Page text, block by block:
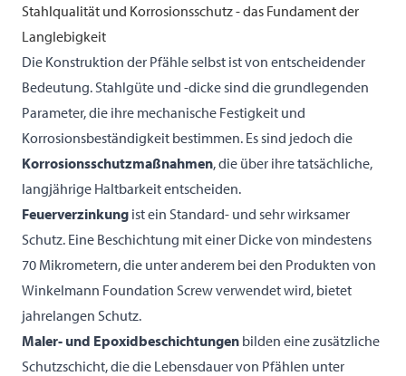
Stahlqualität und Korrosionsschutz - das Fundament der
Langlebigkeit
Die Konstruktion der Pfähle selbst ist von entscheidender
Bedeutung. Stahlgüte und -dicke sind die grundlegenden
Parameter, die ihre mechanische Festigkeit und
Korrosionsbeständigkeit bestimmen. Es sind jedoch die
Korrosionsschutzmaßnahmen, die über ihre tatsächliche,
langjährige Haltbarkeit entscheiden.
Feuerverzinkung ist ein Standard- und sehr wirksamer
Schutz. Eine Beschichtung mit einer Dicke von mindestens
70 Mikrometern, die unter anderem bei den Produkten von
Winkelmann Foundation Screw verwendet wird, bietet
jahrelangen Schutz.
Maler- und Epoxidbeschichtungen bilden eine zusätzliche
Schutzschicht, die die Lebensdauer von Pfählen unter